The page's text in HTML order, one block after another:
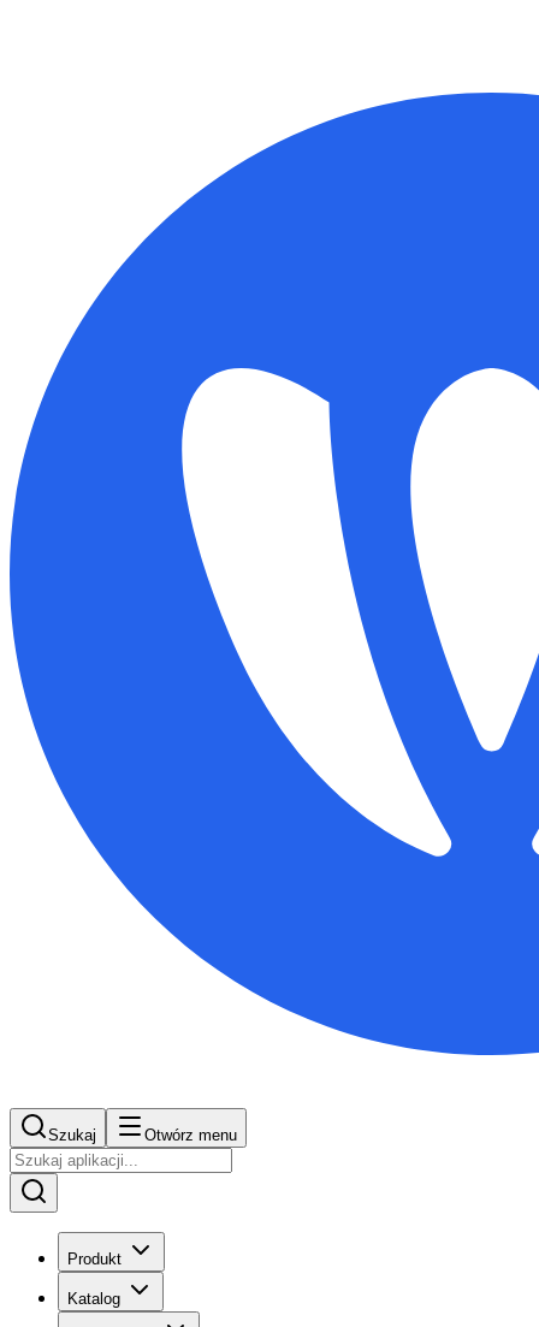
Szukaj Otwórz menu
Produkt
Katalog